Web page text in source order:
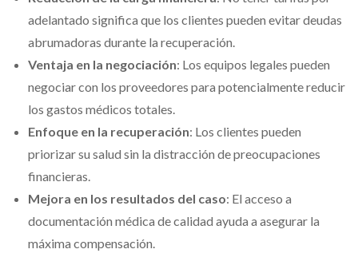
adelantado significa que los clientes pueden evitar deudas
abrumadoras durante la recuperación.
Ventaja en la negociación: Los equipos legales pueden
negociar con los proveedores para potencialmente reducir
los gastos médicos totales.
Enfoque en la recuperación: Los clientes pueden
priorizar su salud sin la distracción de preocupaciones
financieras.
Mejora en los resultados del caso: El acceso a
documentación médica de calidad ayuda a asegurar la
máxima compensación.